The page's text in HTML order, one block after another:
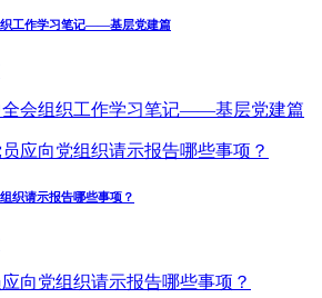
工作学习笔记——基层党建篇
全会组织工作学习笔记——基层党建篇
织请示报告哪些事项？
向党组织请示报告哪些事项？